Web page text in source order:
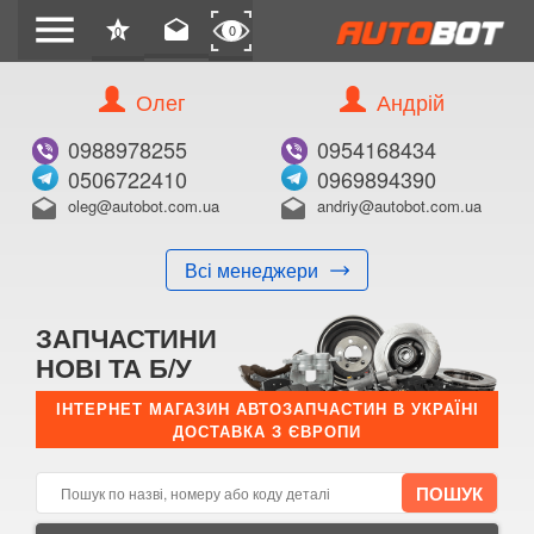
menu star
0 drafts 0
Олег
0988978255
0506722410
drafts oleg@autobot.com.ua
Всі менеджери
Андрій
0954168434
0969894390
drafts andriy@autobot.com.ua
ЗАПЧАСТИНИ
НОВІ ТА Б/У
ІНТЕРНЕТ МАГАЗИН АВТОЗАПЧАСТИН В УКРАЇНІ
ДОСТАВКА З ЄВРОПИ
КУПИТИ
Оригінальний номер:
Примітка:
E-mail:
Телефон: